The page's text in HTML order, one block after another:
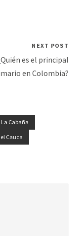
NEXT POST
es el principal
en Colombia?
La Cabaña
Cauca